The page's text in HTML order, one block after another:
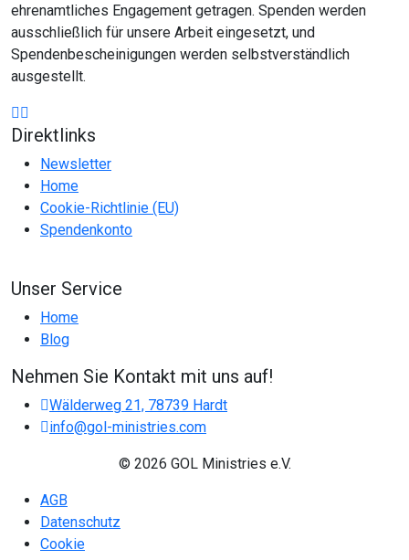
ehrenamtliches Engagement getragen. Spenden werden
ausschließlich für unsere Arbeit eingesetzt, und
Spendenbescheinigungen werden selbstverständlich
ausgestellt.
Direktlinks
Newsletter
Home
Cookie-Richtlinie (EU)
Spendenkonto
Unser Service
Home
Blog
Nehmen Sie Kontakt mit uns auf!
Wälderweg 21, 78739 Hardt
info@gol-ministries.com
© 2026 GOL Ministries e.V.
AGB
Datenschutz
Cookie